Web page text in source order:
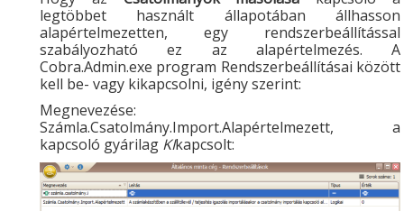
legtöbbet használt állapotában állhasson
alapértelmezetten, egy rendszerbeállítással
szabályozható ez az alapértelmezés. A
Cobra.Admin.exe program Rendszerbeállításai között
kell be- vagy kikapcsolni, igény szerint:
Megnevezése:
Számla.Csatolmány.Import.Alapértelmezett, a
kapcsoló gyárilag KIkapcsolt: